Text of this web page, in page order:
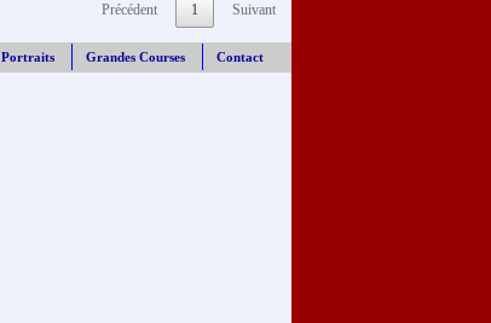
Précédent 1 Suivant
Portraits Grandes Courses Contact